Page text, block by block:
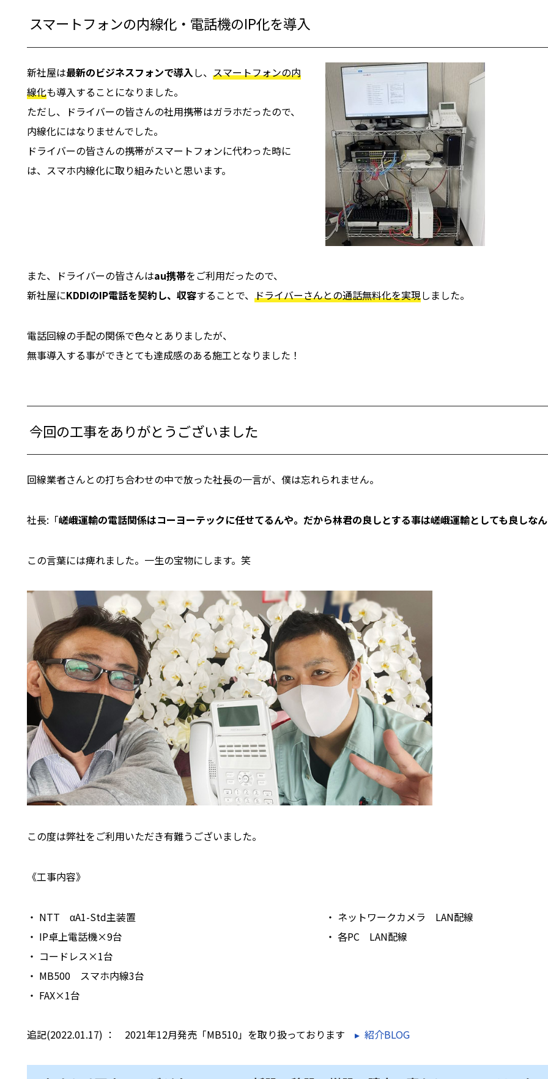
スマートフォンの内線化・電話機のIP化を導入
新社屋は最新のビジネスフォンで導入し、 スマートフォンの内
線化も導入することになりました。
ただし、ドライバーの皆さんの社用携帯はガラホだったので、
内線化にはなりませんでした。
ドライバーの皆さんの携帯がスマートフォンに代わった時に
は、スマホ内線化に取り組みたいと思います。
また、ドライバーの皆さんはau携帯をご利用だったので、
新社屋にKDDIのIP電話を契約し、収容することで、 ドライバーさんとの通話無料化を実現しました。
電話回線の手配の関係で色々とありましたが、
無事導入する事ができとても達成感のある施工となりました！
今回の工事をありがとうございました
回線業者さんとの打ち合わせの中で放った社長の一言が、僕は忘れられません。
社長:「嵯峨運輸の電話関係はコーヨーテックに任せてるんや。だから林君の良しとする事は嵯峨運輸としても良しな
この言葉には痺れました。一生の宝物にします。笑
この度は弊社をご利用いただき有難うございました。
《工事内容》
・ NTT αA1-Std主装置
・ IP卓上電話機×9台
・ コードレス×1台
・ MB500 スマホ内線3台
・ FAX×1台
・ ネットワークカメラ LAN配線
・ 各PC LAN配線
追記(2022.01.17) ： 2021年12月発売「MB510」を取り扱っております ▸ 紹介BLOG